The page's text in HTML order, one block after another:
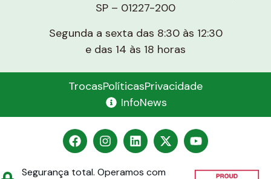
SP – 01227-200
Segunda a sexta das 8:30 às 12:30
e das 14 às 18 horas
TrocasPolíticasPrivacidade
InfoNews
Segurança total. Operamos com